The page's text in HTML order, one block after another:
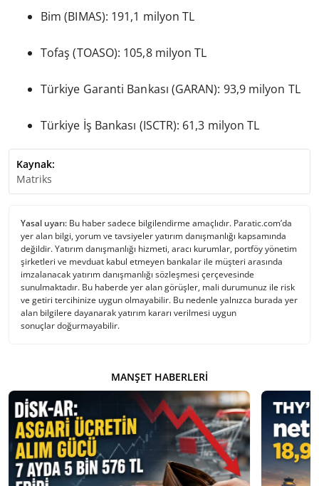
Bim (BIMAS): 191,1 milyon TL
Tofaş (TOASO): 105,8 milyon TL
Türkiye Garanti Bankası (GARAN): 93,9 milyon TL
Türkiye İş Bankası (ISCTR): 61,3 milyon TL
Kaynak:
Matriks
Yasal uyarı: Bu haber sadece bilgilendirme amaçlıdır. Paratic.com’da
yer alan bilgi, yorum ve tavsiyeler yatırım danışmanlığı kapsamında
değildir. Yatırım danışmanlığı hizmeti, aracı kurumlar, portföy yönetim
şirketleri ve mevduat kabul etmeyen bankalar ile müşteri arasında
imzalanacak yatırım danışmanlığı sözleşmesi çerçevesinde
sunulmaktadır. Bu haberde yer alan görüşler, mali durumunuz ile risk
ve getiri tercihinize uygun olmayabilir. Bu nedenle yalnızca burada yer
alan bilgilere dayanarak yatırım kararı verilmesi uygun
sonuçlar doğurmayabilir.
MANŞET HABERLERI